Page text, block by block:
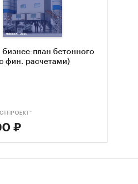
бизнес-план бетонного
фин. расчетами)
₽